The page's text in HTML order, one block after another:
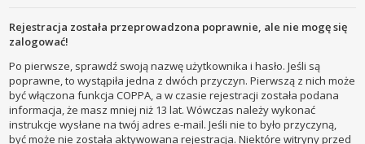
Rejestracja została przeprowadzona poprawnie, ale nie mogę się
zalogować!
Po pierwsze, sprawdź swoją nazwę użytkownika i hasło. Jeśli są
poprawne, to wystąpiła jedna z dwóch przyczyn. Pierwszą z nich może
być włączona funkcja COPPA, a w czasie rejestracji została podana
informacja, że masz mniej niż 13 lat. Wówczas należy wykonać
instrukcje wysłane na twój adres e-mail. Jeśli nie to było przyczyną,
być może nie została aktywowana rejestracja. Niektóre witryny przed